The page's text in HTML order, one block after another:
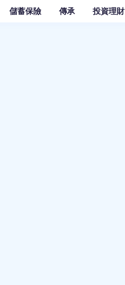
儲蓄保險 傳承 投資理財